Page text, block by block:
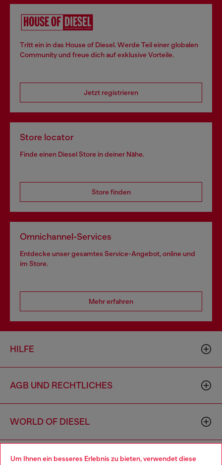
Um Ihnen ein besseres Erlebnis zu bieten, verwendet diese
Tritt ein in das House of Diesel. Werde Teil einer globalen
Community und freue dich auf exklusive Vorteile.
Jetzt registrieren
Store locator
Finde einen Diesel Store in deiner Nähe.
Store finden
Omnichannel-Services
Entdecke unser gesamtes Service-Angebot, online und
im Store.
Mehr erfahren
HILFE
AGB UND RECHTLICHES
WORLD OF DIESEL
CORPORATE